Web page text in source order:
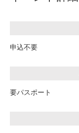
申込不要
要パスポート